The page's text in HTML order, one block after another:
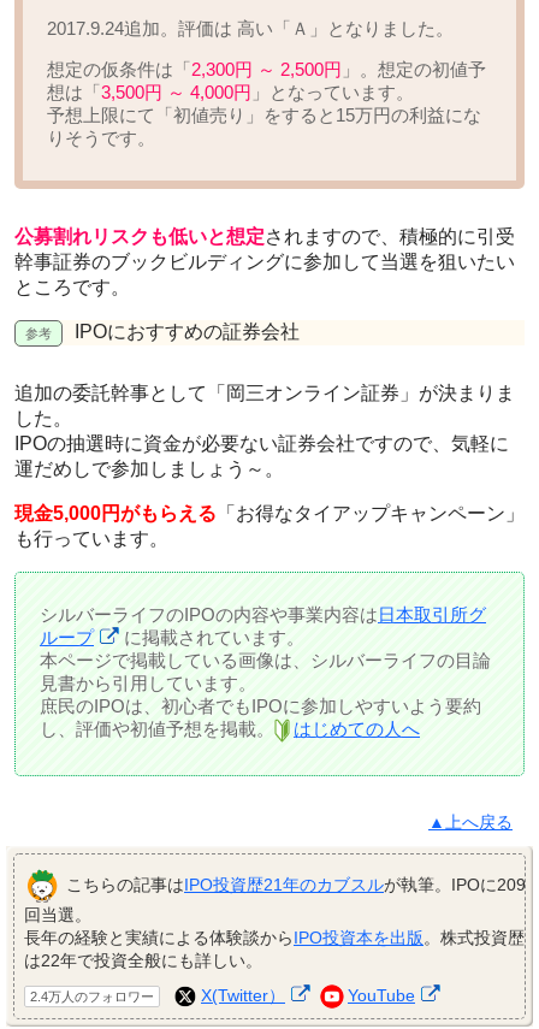
2017.9.24追加。評価は 高い「Ａ」 となりました。
想定の仮条件は「 2,300円 ～ 2,500円 」。想定の初値予
想は「 3,500円 ～ 4,000円 」となっています。
予想上限にて「初値売り」をすると 15万円の利益にな
りそうです。
公募割れリスクも低いと想定されますので、積極的に引受
幹事証券のブックビルディングに参加して当選を狙いたい
ところです。
IPOにおすすめの証券会社
追加の委託幹事として「岡三オンライン証券」が決まりま
した。
IPOの抽選時に資金が必要ない証券会社ですので、気軽に
運だめしで参加しましょう～。
現金5,000円がもらえる 「お得なタイアップキャンペーン」
も行っています。
シルバーライフのIPOの内容や事業内容は日本取引所グ
ループ
に掲載されています。
本ページで掲載している画像は、シルバーライフの目論
見書から引用しています。
庶民のIPOは、初心者でもIPOに参加しやすいよう要約
し、評価や初値予想を掲載。
はじめての人へ
▲上へ戻る
こちらの記事はIPO投資歴21年のカブスルが執筆。IPOに209
回当選。
長年の経験と実績による体験談からIPO投資本を出版。株式投資歴
は22年で投資全般にも詳しい。
2.4万人のフォロワー X(Twitter） YouTube